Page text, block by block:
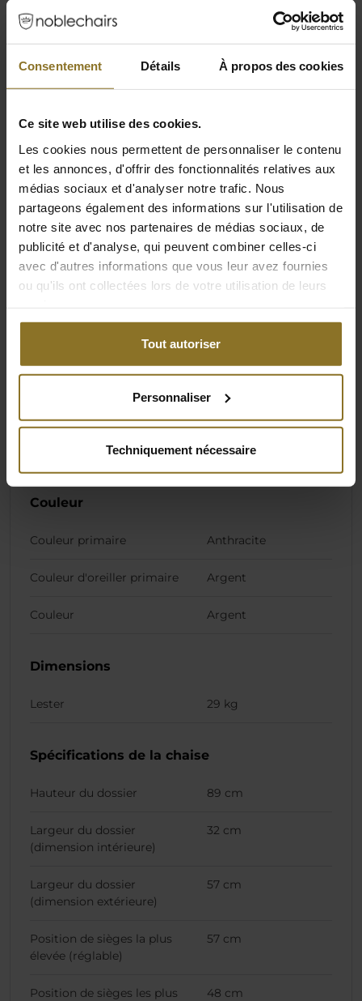
Consentement Détails À propos des cookies
Ce site web utilise des cookies.
Les cookies nous permettent de personnaliser le contenu
et les annonces, d'offrir des fonctionnalités relatives aux
médias sociaux et d'analyser notre trafic. Nous
partageons également des informations sur l'utilisation de
notre site avec nos partenaires de médias sociaux, de
publicité et d'analyse, qui peuvent combiner celles-ci
avec d'autres informations que vous leur avez fournies
ou qu'ils ont collectées lors de votre utilisation de leurs
Tout autoriser
Personnaliser
Techniquement nécessaire
SOUPLES
La fondation de la série HERO de noblechairs
est une base en aluminium solide avec un
revêtement en peinture poudrée et cinq
branches qui sont équipées de roulettes
spécialement conçues. Ces roulettes de 60
mm sont construites en nylon avec un
revêtement en polyuréthane qui leur permet
de rester silencieuses et idéales pour les sols
optimisée qui lui permet de supporter une
charge allant jusqu'à 150 kg.
Spécification
Couleur
Couleur primaire Anthracite
Couleur d'oreiller primaire Argent
Couleur Argent
Dimensions
Lester 29 kg
Spécifications de la chaise
Hauteur du dossier 89 cm
Largeur du dossier
(dimension intérieure)
32 cm
Largeur du dossier
(dimension extérieure)
57 cm
Position de sièges la plus
élevée (réglable)
57 cm
Position de sièges les plus
48 cm